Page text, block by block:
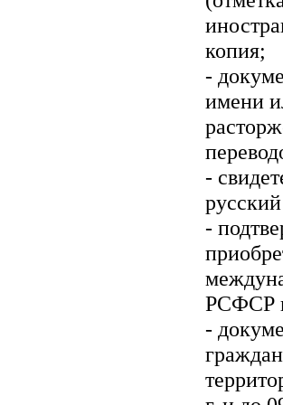
копия;
-
имени
-
-
РСФСР
-